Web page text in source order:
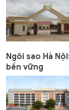
Ngôi sao Hà
bền vững